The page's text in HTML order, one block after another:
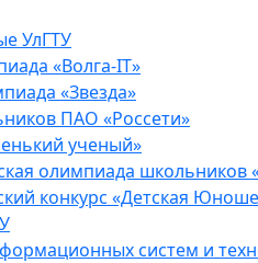
УлГТУ
«Волга-IT»
«Звезда»
ПАО «Россети»
ученый»
олимпиада школьников
конкурс «Детская
систем и